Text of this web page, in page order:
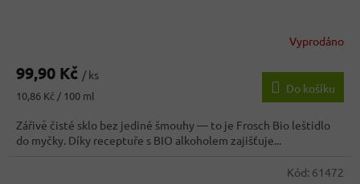
Vyprodáno
99,90 Kč / ks
Měrná
10,86 Kč / 100 ml
Do košíku
Zářivě čisté sklo bez jediné šmouhy — to je Frosch Bio leštidlo
do myčky. Díky receptuře s BIO alkoholem zajišťuje...
Kód: 61472